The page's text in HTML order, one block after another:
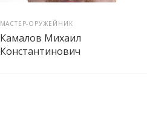
МАСТЕР-ОРУЖЕЙНИК
Камалов Михаил
Константинович